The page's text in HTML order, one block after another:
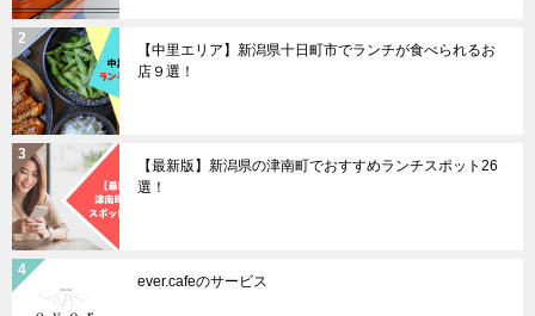
【中里エリア】新潟県十日町市でランチが食べられるお
店９選！
【最新版】新潟県の津南町でおすすめランチスポット26
選！
ever.cafeのサービス